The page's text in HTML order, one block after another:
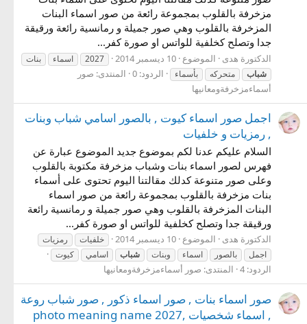
مزخرفة بالقلوب بمجموعة رائعة من صور اسماء البنات
المزخرفة بالقلوب وهي صور جميلة و رمانسية رائعة ورقيقة
جدا وتصلح كخلفية للواتس او صورة كفر...
الدكتورة هدى الموضوع 10 ديسمبر 2014 2027 اسماء
بنات
شباب
متحركه بأسماء الردود: 0 المنتدى: صور
أسماءمزخرفةومعانيها
اجمل صور اسماء كيوت , بالصور اسامي شباب وبنات
, رمزيات و خلفيات
السلام عليكم عدنا لكم بموضوع جديد الموضوع عبارة عن
فهرس لصور اسماء بنات وشباب مزخرفة مكتوبة بالقلوب
وعلى صور متنوعة كدلك مقالتنا اليوم تحتوى على أسماء
بنات مزخرفة بالقلوب بمجموعة رائعة من صور اسماء
البنات المزخرفة بالقلوب وهي صور جميلة و رمانسية رائعة
ورقيقة جدا وتصلح كخلفية للواتس او صورة كفر...
الدكتورة هدى الموضوع 10 ديسمبر 2014 خلفيات
رمزيات
اجمل
بالصور اسماء وبنات شباب اسامي كيوت
الردود: 4 المنتدى: صور أسماءمزخرفةومعانيها
صور اسماء بنات , صور اسماء ذكور , صور شباب روعة
, اسماء شخصيات ,photo meaning name 2027